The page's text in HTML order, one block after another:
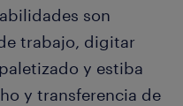
son
trabajo, digitar
y estiba
y transferencia de